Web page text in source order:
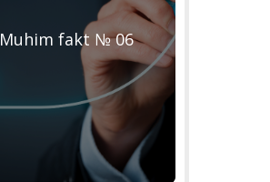
Muhim fakt № 06